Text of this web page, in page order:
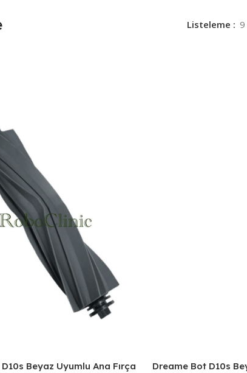
Listeleme 9
Beyaz Uyumlu Ana Fırça
Dreame Bot D10s